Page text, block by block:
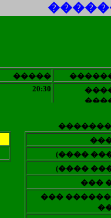
�����
20:30
(����
(����
���
���
�������